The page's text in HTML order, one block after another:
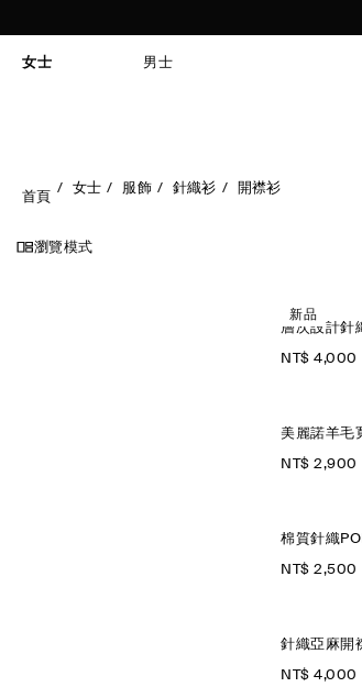
女士 男士
首頁
女士 服飾 針織衫 開襟衫
瀏覽模式
新品
層次設計針
NT$ 4,000
美麗諾羊毛
NT$ 2,900
棉質針織
NT$ 2,500
針織亞麻開
NT$ 4,000